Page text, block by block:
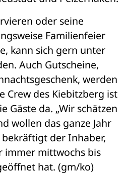
oder seine
Familienfeier
kann sich gern unter
Auch Gutscheine,
werden
Crew des Kiebitzberg ist
Gäste da. „Wir schätzen
wollen das ganze Jahr
der Inhaber,
immer mittwochs bis
hat. (gm/ko)